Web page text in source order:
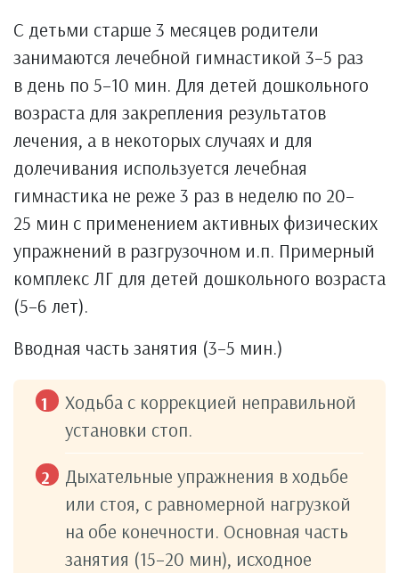
С детьми старше 3 месяцев родители
занимаются лечебной гимнастикой 3–5 раз
в день по 5–10 мин. Для детей дошкольного
возраста для закрепления результатов
лечения, а в некоторых случаях и для
долечивания используется лечебная
гимнастика не реже 3 раз в неделю по 20–
25 мин с применением активных физических
упражнений в разгрузочном и.п. Примерный
комплекс ЛГ для детей дошкольного возраста
(5–6 лет).
Вводная часть занятия (3–5 мин.)
Ходьба с коррекцией неправильной
установки стоп.
Дыхательные упражнения в ходьбе
или стоя, с равномерной нагрузкой
на обе конечности. Основная часть
занятия (15–20 мин), исходное